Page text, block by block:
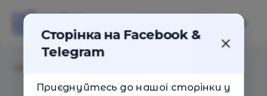
Сторінка на Facebook &
Telegram
Приєднуйтесь до нашої сторінки у